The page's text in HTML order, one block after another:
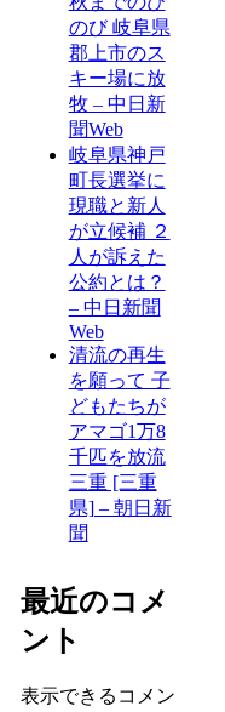
のび 岐阜県
郡上市のス
キー場に放
牧 – 中日新
聞Web
岐阜県神戸
町長選挙に
現職と新人
が立候補 ２
人が訴えた
公約とは？
– 中日新聞
Web
清流の再生
を願って 子
どもたちが
アマゴ1万8
千匹を放流
三重 [三重
県] – 朝日新
聞
最近のコメ
ント
表示できるコメン